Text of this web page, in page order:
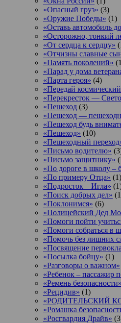
«Опасный груз» (3)
«Оружие Победы» (1)
«Оставь автомобиль
«Осторожно, тонкий
«От сердца к сердцу»
«Отчизны славные
«Память поколений»
«Парад у дома
«Парта героя» (4)
«Передай
«Перекресток —
«Пешеход (3)
«Пешеход —
«Пешеход будь
«Пешеход» (10)
«Пешеходный
«Письмо водителю»
«Письмо защитнику»
«По дороге в школу –
«По примеру Отца» (1)
«Подросток ‒ Игла»
«Поиск добрых дел»
«Поклонимся» (6)
«Полицейский Дед
«Помоги пойти
«Помоги собраться в
«Помочь без лишних
«Посвящение
«Посылка бойцу» (1)
«Разговоры о важном»
«Ребенок – пассажир
«Ремень безопасности»
«Рецидив» (1)
«РОДИТЕЛЬСКИЙ
«Ромашка
«Росгвардия Драйв»